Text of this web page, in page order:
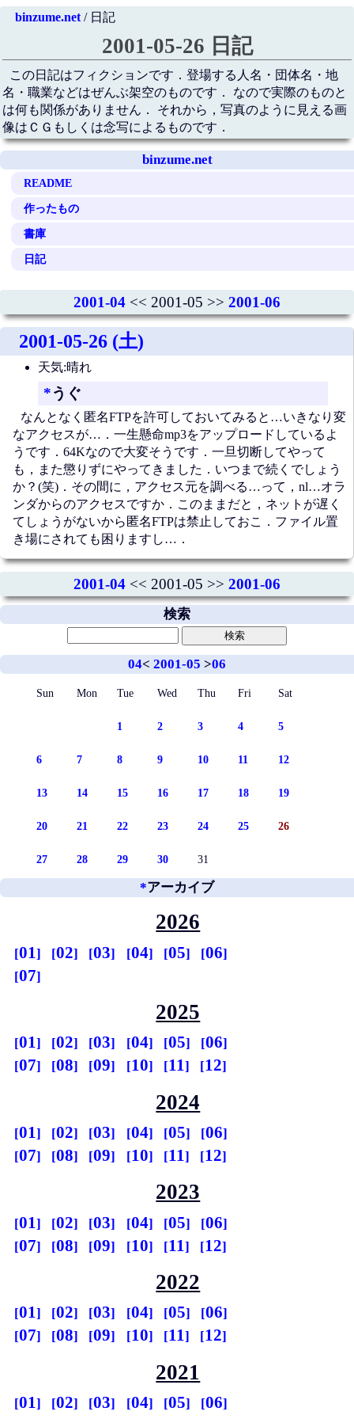
binzume.net/ 日記
2001-05-26 日記
この日記はフィクションです．登場する人名・団体名・地
名・職業などはぜんぶ架空のものです． なので実際のものと
は何も関係がありません． それから，写真のように見える画
像はＣＧもしくは念写によるものです．
binzume.net
README
作ったもの
書庫
日記
2001-04 << 2001-05 >> 2001-06
2001-05-26 (土)
天気:晴れ
*うぐ
なんとなく匿名FTPを許可しておいてみると…いきなり変
なアクセスが…．一生懸命mp3をアップロードしているよ
うです．64Kなので大変そうです．一旦切断してやって
も，また懲りずにやってきました．いつまで続くでしょう
か？(笑)．その間に，アクセス元を調べる…って，nl…オラ
ンダからのアクセスですか．このままだと，ネットが遅く
てしょうがないから匿名FTPは禁止しておこ．ファイル置
き場にされても困りますし…．
2001-04 << 2001-05 >> 2001-06
検索
04< 2001-05 >06
Sun Mon Tue Wed Thu Fri Sat
1 2 3 4 5
6 7 8 9 10 11 12
13 14 15 16 17 18 19
20 21 22 23 24 25 26
27 28 29 30 31
*アーカイブ
2026
01 02 03 04 05
06
07
2025
01 02 03 04 05
06
07
08 09 10 11 12
2024
01 02 03 04 05
06
07
08 09 10 11 12
2023
01 02 03 04 05
06
07
08 09 10 11 12
2022
01 02 03 04 05
06
07
08 09 10 11 12
2021
01 02 03 04 05
06